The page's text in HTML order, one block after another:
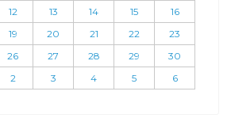
12 13 14 15
16
19 20 21 22
23
26 27 28 29
30
2 3 4 5 6